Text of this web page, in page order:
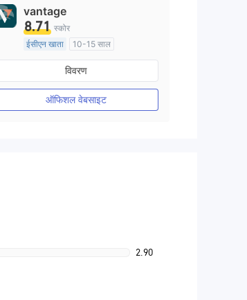
vantage
8.71 स्कोर
ईसीएन खाता
10-15 साल
ऑस्ट्रेलिया विनियमन
मार्केट मेकिंग (एमएम)
मुख्य-लेबल MT4
विवरण
ऑफिशल वेबसाइट
2.90